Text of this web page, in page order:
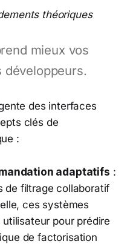
théoriques
mieux vos
développeurs.
des interfaces
clés de
:
adaptatifs :
de filtrage collaboratif
ces systèmes
pour prédire
de factorisation